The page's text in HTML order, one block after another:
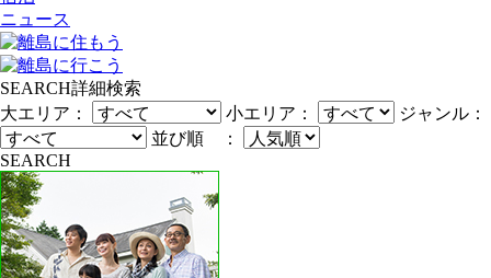
ニュース
SEARCH詳細検索
大エリア：
小エリア：
ジャンル：
並び順 ：
SEARCH